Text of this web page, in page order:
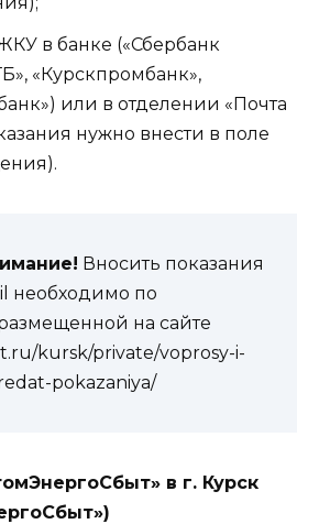
в банке («Сбербанк
«Курскпромбанк»,
или в отделении «Почта
нужно внести в поле
Вносить показания
необходимо по
на сайте
kursk/private/voprosy-i-
pokazaniya/
в г. Курск